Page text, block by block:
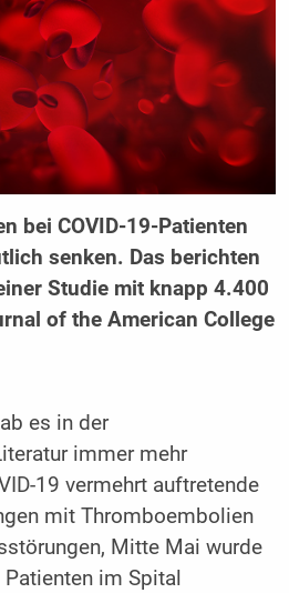
bei COVID-19-Patienten
senken. Das berichten
Studie mit knapp 4.400
of the American College
es in der
immer mehr
19 vermehrt auftretende
mit Thromboembolien
Mitte Mai wurde
im Spital